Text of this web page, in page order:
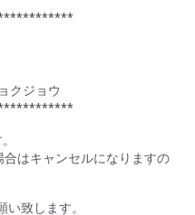
クジョウ
はキャンセルになりますの
致します。